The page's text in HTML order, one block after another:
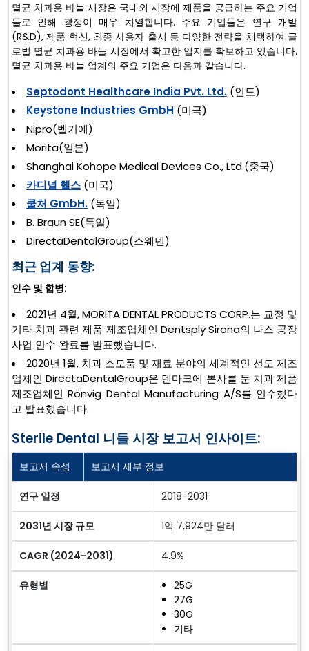
멸균 치과용 바늘 시장은 국내외 시장에 제품을 공급하는 주요 기업
들로 인해 경쟁이 매우 치열합니다. 주요 기업들은 연구 개발
(R&D), 제품 혁신, 최종 사용자 출시 등 다양한 전략을 채택하여 글
로벌 멸균 치과용 바늘 시장에서 확고한 입지를 확보하고 있습니다.
멸균 치과용 바늘 업계의 주요 기업은 다음과 같습니다.
Septodont Healthcare India Pvt. Ltd. (인도)
Keystone Industries GmbH (미국)
Nipro(벨기에)
Morita(일본)
Shanghai Kohope Medical Devices Co., Ltd.(중국)
카디널 헬스 (미국)
쿨처 GmbH. (독일)
B. Braun SE(독일)
DirectaDentalGroup(스웨덴)
최근 업계 동향:
인수 및 합병:
2021년 4월, MORITA DENTAL PRODUCTS CORP.는 교정 및
기타 치과 관련 제품 제조업체인 Dentsply Sirona의 나스 공장
사업 인수 완료를 발표했습니다.
2020년 1월, 치과 소모품 및 재료 분야의 세계적인 선도 제조
업체인 DirectaDentalGroup은 덴마크에 본사를 둔 치과 제품
제조업체인 Rönvig Dental Manufacturing A/S를 인수했다
고 발표했습니다.
Sterile Dental 니들 시장 보고서 인사이트:
보고서 속성 보고서 세부 정보
연구 일정 2018-2031
2031년 시장 규모 1억 7,924만 달러
CAGR (2024-2031) 4.9%
유형별
25G
27G
30G
기타